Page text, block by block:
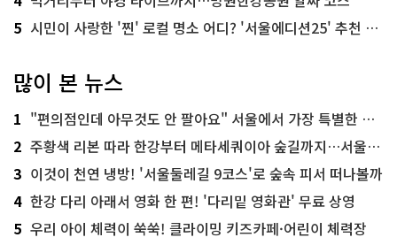
5 시민이 사랑한 '찐' 로컬 명소 어디? '서울에디션25' 추천 코스
많이 본 뉴스
1 "편의점인데 아무것도 안 팔아요" 서울에서 가장 특별한 편의점의 정체
2 주황색 리본 따라 한강부터 메타세쿼이아 숲길까지…서울둘레길 15코스
3 이것이 천연 냉방! '서울둘레길 9코스'로 숲속 피서 떠나볼까
4 한강 다리 아래서 영화 한 편! '다리밑 영화관' 무료 상영
5 우리 아이 체력이 쑥쑥! 클라이밍 키즈카페·어린이 체력장